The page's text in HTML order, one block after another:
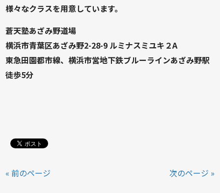
様々なクラスを用意しています。
蒼天塾あざみ野道場
横浜市青葉区あざみ野2-28-9 ルミナスミユキ２A
東急田園都市線、横浜市営地下鉄ブルーラインあざみ野駅
徒歩5分
« 前のページ 次のページ »